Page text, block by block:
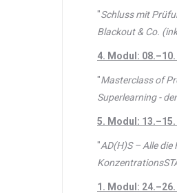
"Schluss mit
Blackout & Co.
4. Modul:
"Masterclass of
Superlearning -
5. Modul:
"AD(H)S – Alle
1. Modul: